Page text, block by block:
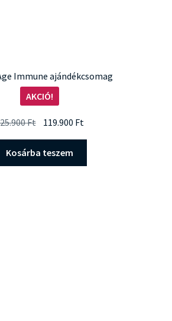
Immune ajándékcsomag
AKCIÓ!
Ft Original
was:
125.900 Ft.
119.900 Ft
119.900 Ft.
Kosárba teszem